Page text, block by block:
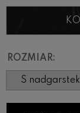
ROZMIAR: